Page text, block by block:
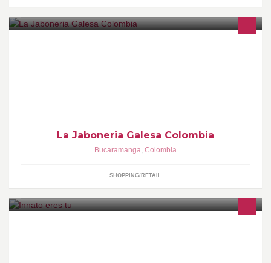
La Jaboneria Galesa Colombia
Bucaramanga, Colombia
SHOPPING/RETAIL